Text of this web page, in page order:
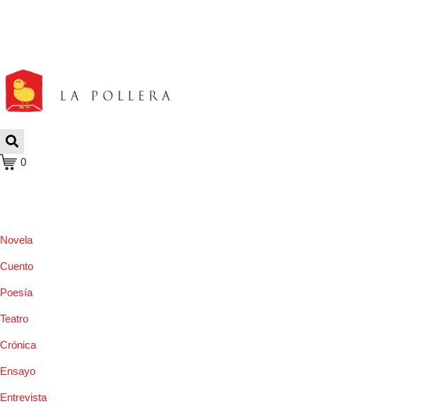
0
Novela
Cuento
Poesía
Teatro
Crónica
Ensayo
Entrevista